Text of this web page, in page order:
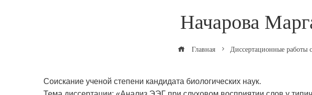
Начарова
Главная Диссертационные работы
Соискание ученой степени кандидата биологических наук.